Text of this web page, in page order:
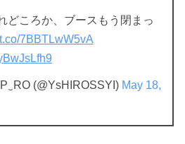
どころか、ブースもう閉まっ
7BBTLwW5vA
(@YsHIROSSYI) May 18,